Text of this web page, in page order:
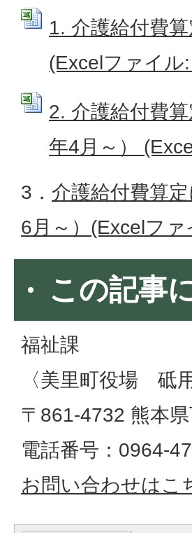
1. 介護給付費
(Excelファイル
2. 介護給付費
年4月～）
3． 介護給付費算
6月～）(Excelフ
この記事
福祉課
〈美里町役場 砥
〒861-4732 熊本
電話番号：0964-
お問い合わせはこ